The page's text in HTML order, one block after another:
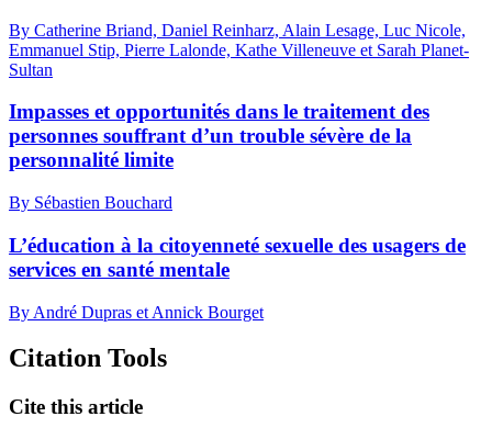
By Catherine Briand, Daniel Reinharz, Alain Lesage, Luc Nicole,
Emmanuel Stip, Pierre Lalonde, Kathe Villeneuve et Sarah Planet-
Sultan
Impasses et opportunités dans le traitement des
personnes souffrant d’un trouble sévère de la
personnalité limite
By Sébastien Bouchard
L’éducation à la citoyenneté sexuelle des usagers de
services en santé mentale
By André Dupras et Annick Bourget
Citation Tools
Cite this article